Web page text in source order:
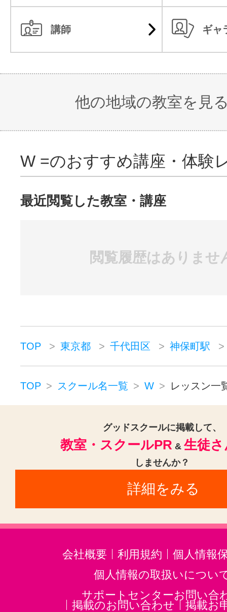
講師 ギャ
他の地域の教室を見
W =のおすすめ講座・体験
最近閲覧した教室・講座
閲覧履歴はありませ
TOP 東京都 千代田区 神保町駅
TOP スクール名一覧 W レッスン一
グッドスクールに掲載して、
教室・スクールPR & 生徒
しませんか？
詳細をみる
会社概要 利用規約
個人情報
個人情報の取扱いについ
サポートセンターお問い合
掲載のお問い合わせ
掲載お